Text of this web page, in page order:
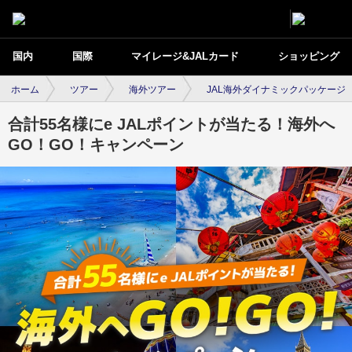
国内 国際 マイレージ&JALカード ショッピング
ホーム ツアー 海外ツアー JAL海外ダイナミックパッケージ
合計55名様にe JALポイントが当たる！海外へ
GO！GO！キャンペーン